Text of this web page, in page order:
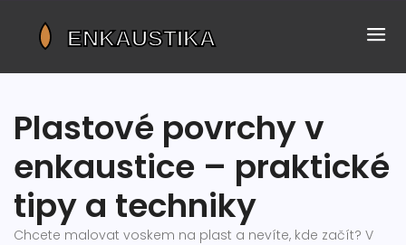
Plastové povrchy v
enkaustice – praktické
tipy a techniky
Chcete malovat voskem na plast a nevíte, kde začít? V